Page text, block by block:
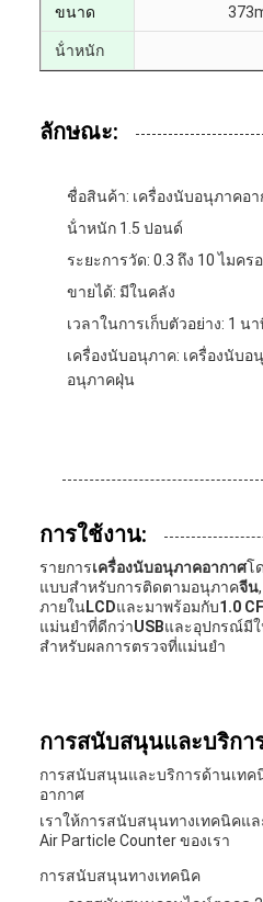
ขนาด
น้ําหนัก
ลักษณะ:
ชื่อสินค้า: เครื่องนับอนุภาคอา
น้ําหนัก 1.5 ปอนด์
ระยะการวัด: 0.3 ถึง 10 ไมคร
ขายได้: มีในคลัง
เวลาในการเก็บตัวอย่าง: 1 น
เครื่องนับอนุภาค: เครื่องนับอ
อนุภาคฝุ่น
การใช้งาน:
รายการเครื่องนับอนุภาคอากาศโ
แบบสําหรับการติดตามอนุภาคจีน
ภายในLCDและมาพร้อมกับ1.0
แม่นยําที่ดีกว่าUSBและอุปกรณ์มี
สําหรับผลการตรวจที่แม่นยํา
การสนับสนุนและบริกา
การสนับสนุนและบริการด้านเทค
อากาศ
เราให้การสนับสนุนทางเทคนิคแ
Air Particle Counter ของเรา
การสนับสนุนทางเทคนิค